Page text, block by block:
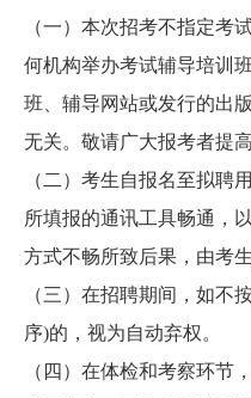
（一）本次招考不指定考
何机构举办考试辅导培训
班、辅导网站或发行的出
无关。敬请广大报考者提
（二）考生自报名至拟聘
所填报的通讯工具畅通，
方式不畅所致后果，由考生
（三）在招聘期间，如不
序)的，视为自动弃权。
（四）在体检和考察环节